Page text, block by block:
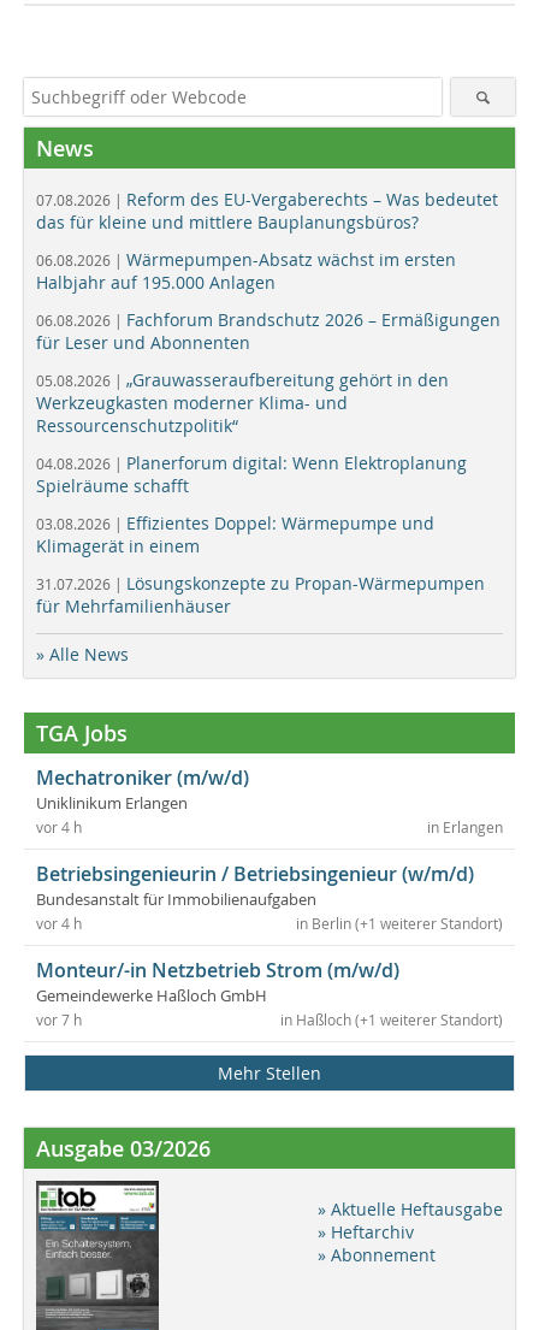
News
07.08.2026 | Reform des EU-Vergaberechts – Was bedeutet
das für kleine und mittlere Bauplanungsbüros?
06.08.2026 | Wärmepumpen-Absatz wächst im ersten
Halbjahr auf 195.000 Anlagen
06.08.2026 | Fachforum Brandschutz 2026 – Ermäßigungen
für Leser und Abonnenten
05.08.2026 | „Grauwasseraufbereitung gehört in den
Werkzeugkasten moderner Klima- und
Ressourcenschutzpolitik“
04.08.2026 | Planerforum digital: Wenn Elektroplanung
Spielräume schafft
03.08.2026 | Effizientes Doppel: Wärmepumpe und
Klimagerät in einem
31.07.2026 | Lösungskonzepte zu Propan-Wärmepumpen
für Mehrfamilienhäuser
» Alle News
TGA Jobs
Mechatroniker (m/w/d)
Uniklinikum Erlangen
in Erlangen
vor 4 h
Betriebsingenieurin / Betriebsingenieur (w/m/d)
Bundesanstalt für Immobilienaufgaben
in Berlin (+1 weiterer Standort)
vor 4 h
Monteur/-in Netzbetrieb Strom (m/w/d)
Gemeindewerke Haßloch GmbH
in Haßloch (+1 weiterer Standort)
vor 7 h
Mehr Stellen
Ausgabe 03/2026
» Aktuelle Heftausgabe
» Heftarchiv
» Abonnement